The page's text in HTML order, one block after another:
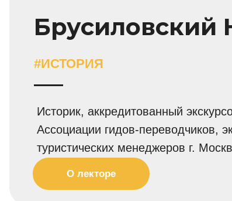
#ИСТОРИЯ
Брусиловский
Историк, аккредитованный
Ассоциации гидов-переводчиков,
туристических менеджеров г.
О лекторе